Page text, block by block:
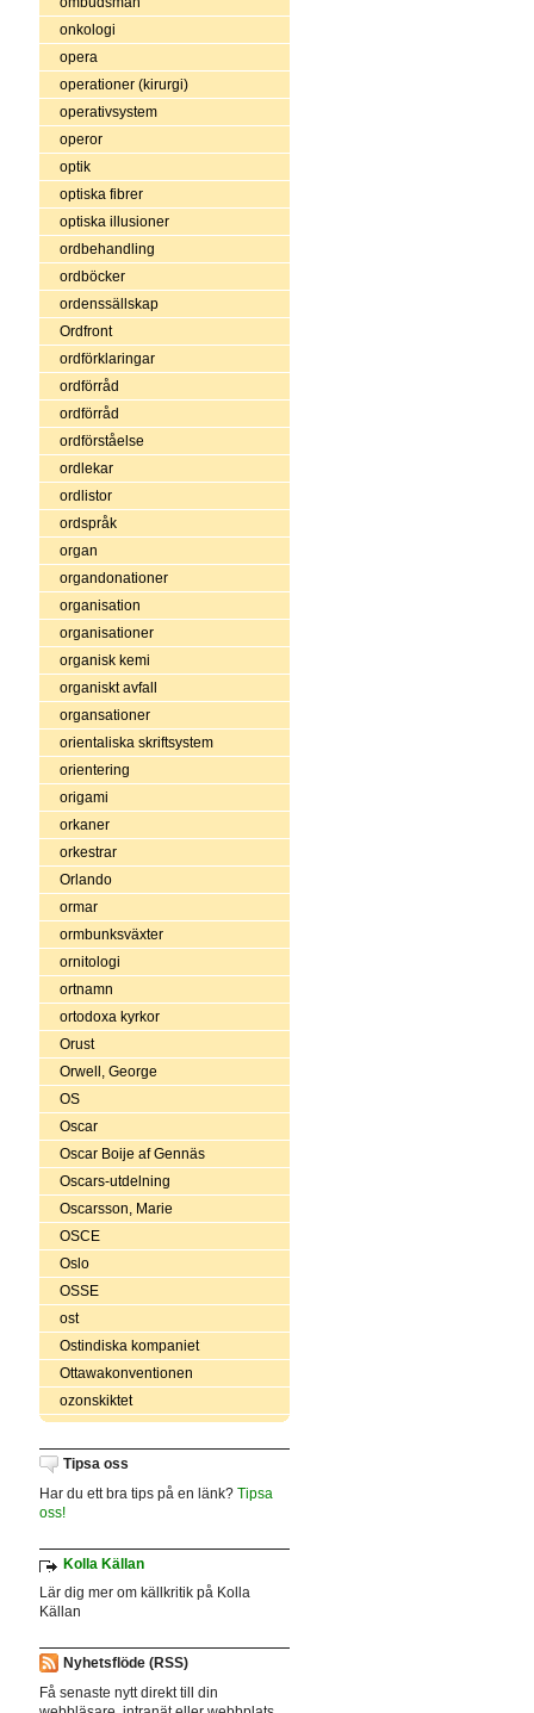
onkologi
opera
operationer (kirurgi)
operativsystem
operor
optik
optiska fibrer
optiska illusioner
ordbehandling
ordböcker
ordenssällskap
Ordfront
ordförklaringar
ordförråd
ordförråd
ordförståelse
ordlekar
ordlistor
ordspråk
organ
organdonationer
organisation
organisationer
organisk kemi
organiskt avfall
organsationer
orientaliska skriftsystem
orientering
origami
orkaner
orkestrar
Orlando
ormar
ormbunksväxter
ornitologi
ortnamn
ortodoxa kyrkor
Orust
Orwell, George
OS
Oscar
Oscar Boije af Gennäs
Oscars-utdelning
Oscarsson, Marie
OSCE
Oslo
OSSE
ost
Ostindiska kompaniet
Ottawakonventionen
ozonskiktet
Tipsa oss
Har du ett bra tips på en länk? Tipsa
oss!
Kolla Källan
Lär dig mer om källkritik på Kolla
Källan
Nyhetsflöde (RSS)
Få senaste nytt direkt till din